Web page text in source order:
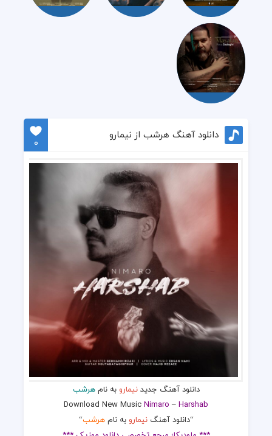
دانلود آهنگ هرشب از نیمارو
0
دانلود آهنگ جدیدنیمارو به نامهرشب
Download New MusicNimaro –Harshab
“دانلود آهنگ نیمارو به نامهرشب“